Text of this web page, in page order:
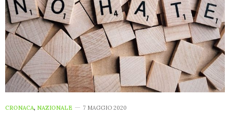
CRONACA, NAZIONALE 7 MAGGIO 2020